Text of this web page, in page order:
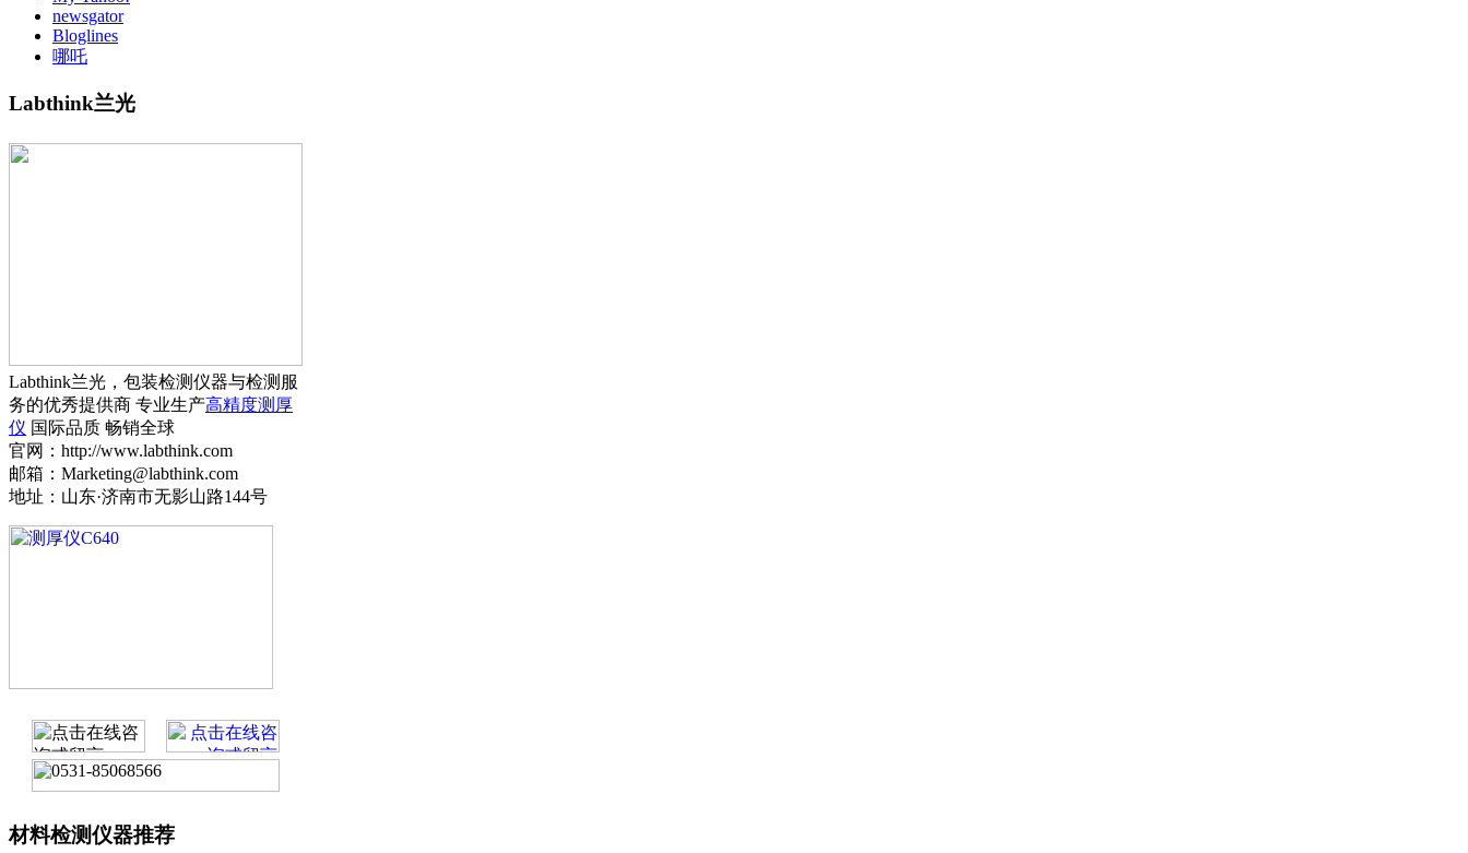
newsgator
Bloglines
哪吒
Labthink兰光
Labthink兰光，包装检测仪器与检测服
务的优秀提供商 专业生产高精度测厚
仪 国际品质 畅销全球
官网：http://www.labthink.com
邮箱：Marketing@labthink.com
地址：山东·济南市无影山路144号
材料检测仪器推荐